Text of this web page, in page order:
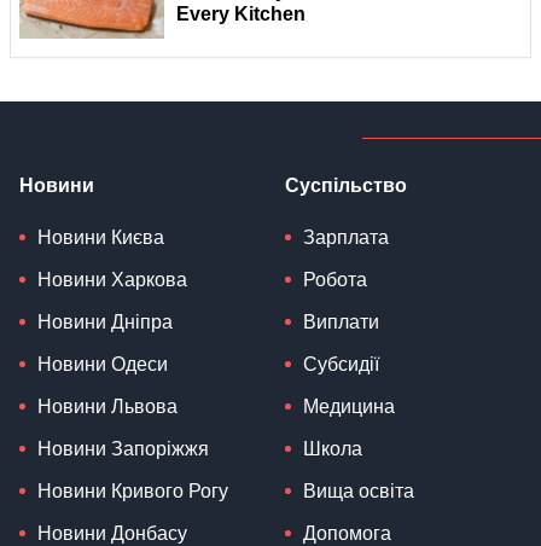
Новини
Новини Києва
Новини Харкова
Новини Дніпра
Новини Одеси
Новини Львова
Новини Запоріжжя
Новини Кривого Рогу
Новини Донбасу
Суспільство
Зарплата
Робота
Виплати
Субсидії
Медицина
Школа
Вища освіта
Допомога